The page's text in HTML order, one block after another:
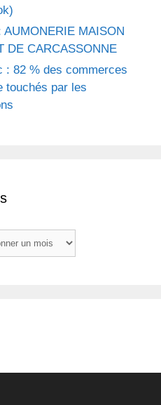
AUMONERIE MAISON
DE CARCASSONNE
: 82 % des commerces
touchés par les